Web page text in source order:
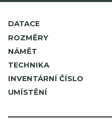
DATACE
ROZMĚRY
NÁMĚT
TECHNIKA
INVENTÁRNÍ ČÍSLO
UMÍSTĚNÍ